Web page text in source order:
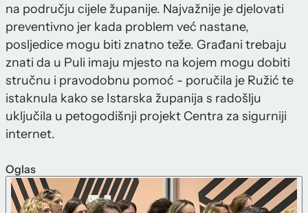
na području cijele županije. Najvažnije je djelovati
preventivno jer kada problem već nastane,
posljedice mogu biti znatno teže. Građani trebaju
znati da u Puli imaju mjesto na kojem mogu dobiti
stručnu i pravodobnu pomoć - poručila je Ružić te
istaknula kako se Istarska županija s radošlju
uključila u petogodišnji projekt Centra za sigurniji
internet.
Oglas